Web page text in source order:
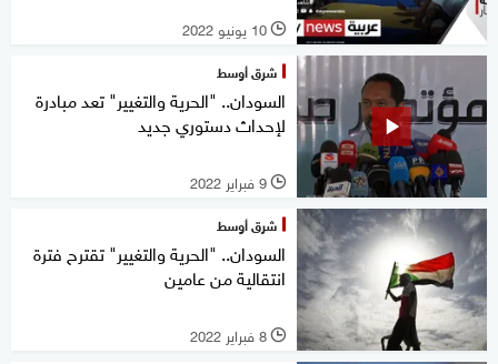
l 10 يونيو 2022
شرق أوسط
السودان.. "الحرية والتغيير" تعد مبادرة
لإحداث دستوري جديد
l 9 فبراير 2022
شرق أوسط
السودان.. "الحرية والتغيير" تقترح فترة
انتقالية من عامين
l 8 فبراير 2022